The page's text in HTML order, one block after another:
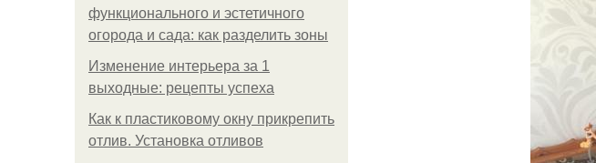
функционального и эстетичного
огорода и сада: как разделить зоны
Изменение интерьера за 1
выходные: рецепты успеха
Как к пластиковому окну прикрепить
отлив. Установка отливов